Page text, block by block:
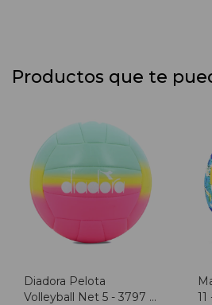
Productos que te
Diadora Pelota
Volleyball Net 5 - 3797 -